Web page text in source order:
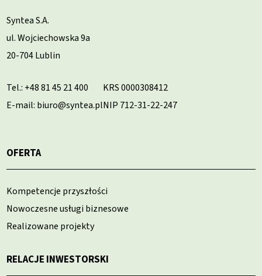
Syntea S.A.
ul. Wojciechowska 9a
20-704 Lublin
Tel.: +48 81 45 21 400
E-mail: biuro@syntea.pl
KRS 0000308412
NIP 712-31-22-247
OFERTA
Kompetencje przyszłości
Nowoczesne usługi biznesowe
Realizowane projekty
RELACJE INWESTORSKI